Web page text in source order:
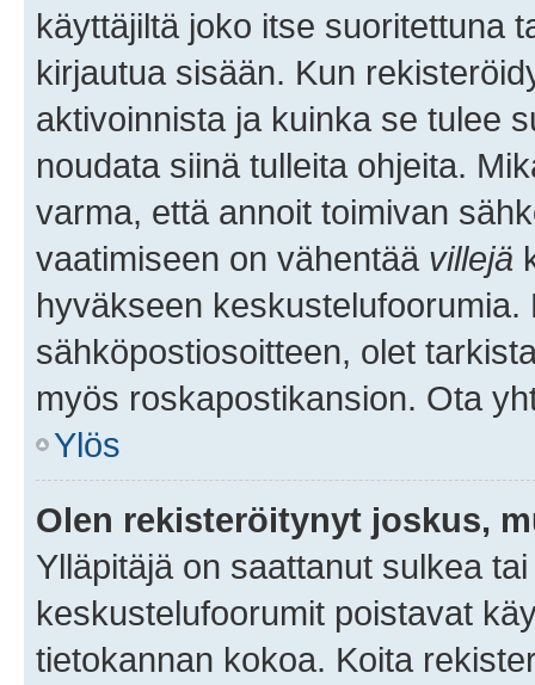
käyttäjiltä joko itse suoritettuna
kirjautua sisään. Kun
aktivoinnista ja kuinka se tulee
noudata siinä tulleita ohjeita.
varma, että annoit toimivan
vaatimiseen on vähentää villejä
hyväkseen
sähköpostiosoitteen, olet
myös roskapostikansion. Ota
Ylös
Olen rekisteröitynyt joskus,
Ylläpitäjä on saattanut sulkea
keskustelufoorumit poistavat
tietokannan kokoa. Koita